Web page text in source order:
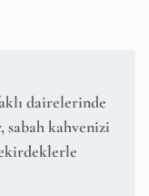
dairelerinde
sabah kahvenizi